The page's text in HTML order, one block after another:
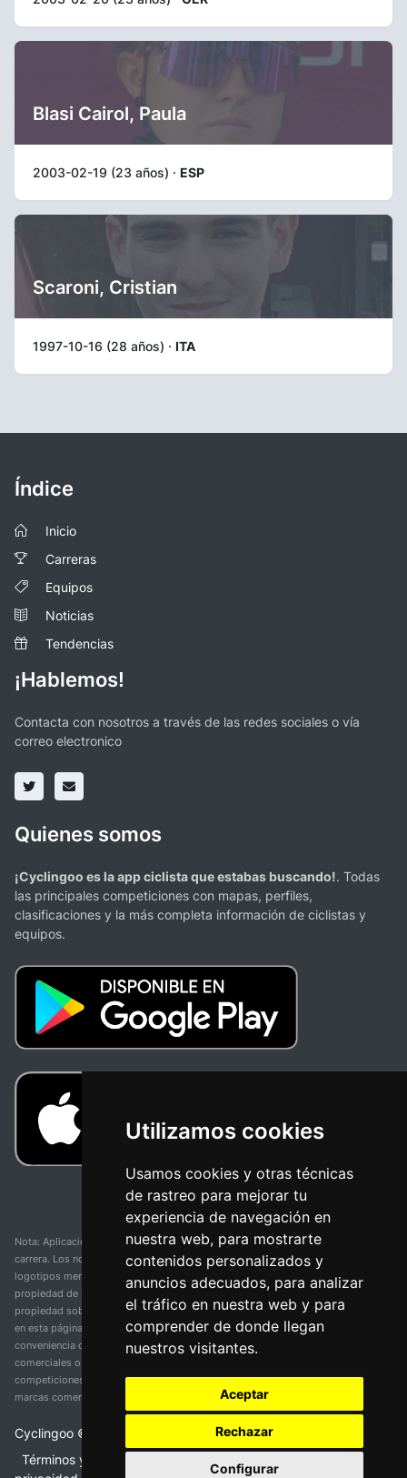
Utilizamos cookies
Usamos cookies y otras técnicas
de rastreo para mejorar tu
experiencia de navegación en
nuestra web, para mostrarte
contenidos personalizados y
anuncios adecuados, para analizar
el tráfico en nuestra web y para
comprender de donde llegan
nuestros visitantes.
Aceptar
Rechazar
Configurar
Blasi Cairol, Paula
2003-02-19 (23 años) · ESP
Scaroni, Cristian
1997-10-16 (28 años) · ITA
Índice
Inicio
Carreras
Equipos
Noticias
Tendencias
¡Hablemos!
Contacta con nosotros a través de las redes sociales o vía
correo electronico
Quienes somos
¡Cyclingoo es la app ciclista que estabas buscando!. Todas
las principales competiciones con mapas, perfiles,
clasificaciones y la más completa información de ciclistas y
equipos.
Nota: Aplicación y web no oficial y no relacionada con ninguna organización o
carrera. Los nombres de equipos, competiciones, marcas comerciales y
logotipos mencionados en esta página de resultados de ciclismo son
propiedad de sus respectivos dueños. No tenemos afiliación, patrocinio ni
propiedad sobre estas marcas comerciales. Toda la información proporcionada
en esta página se presenta únicamente con fines informativos y para la
conveniencia de nuestros usuarios. Cualquier uso de nombres, marcas
comerciales o logotipos tiene el único propósito de identificar equipos y
competiciones y no implica asociación o respaldo. Todos los derechos de las
marcas comerciales mencionadas aquí pertenecen a sus propietarios legítimos.
Cyclingoo ©
Términos y condiciones del servicio